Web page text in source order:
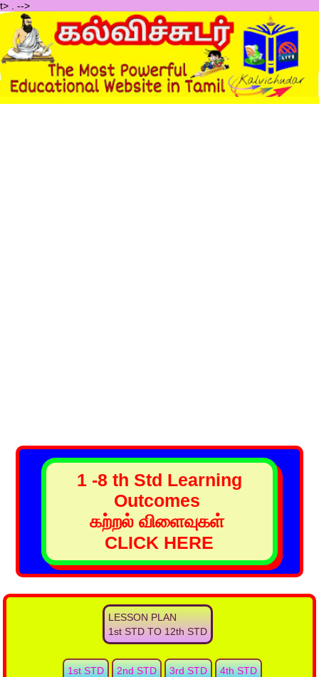
t> -->
1 -8 th Std Learning
Outcomes
கற்றல் விளைவுகள்
CLICK HERE
LESSON PLAN
1st STD TO 12th STD
1st STD 2nd STD 3rd STD 4th STD